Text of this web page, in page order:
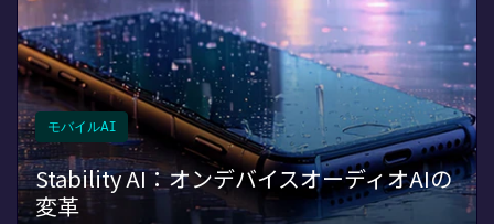
モバイルAI
Stability AI：オンデバイスオーディオAIの
変革